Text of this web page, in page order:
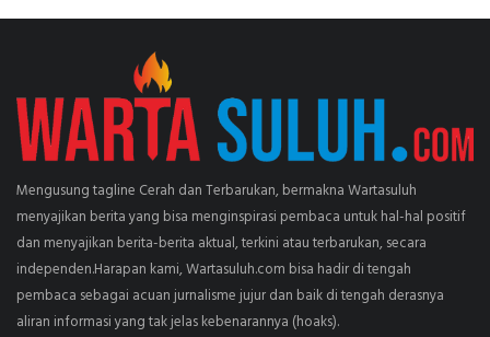
Mengusung tagline Cerah dan Terbarukan, bermakna Wartasuluh
menyajikan berita yang bisa menginspirasi pembaca untuk hal-hal positif
dan menyajikan berita-berita aktual, terkini atau terbarukan, secara
independen.Harapan kami, Wartasuluh.com bisa hadir di tengah
pembaca sebagai acuan jurnalisme jujur dan baik di tengah derasnya
aliran informasi yang tak jelas kebenarannya (hoaks).